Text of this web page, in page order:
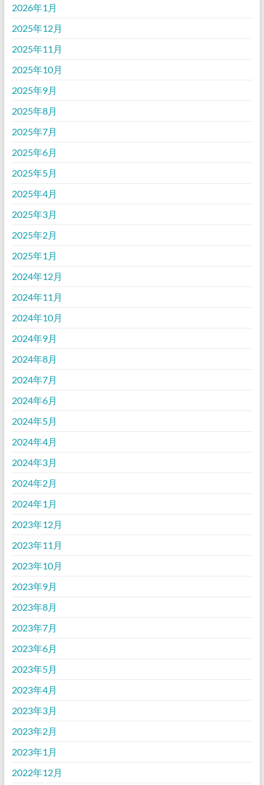
2026年1月
2025年12月
2025年11月
2025年10月
2025年9月
2025年8月
2025年7月
2025年6月
2025年5月
2025年4月
2025年3月
2025年2月
2025年1月
2024年12月
2024年11月
2024年10月
2024年9月
2024年8月
2024年7月
2024年6月
2024年5月
2024年4月
2024年3月
2024年2月
2024年1月
2023年12月
2023年11月
2023年10月
2023年9月
2023年8月
2023年7月
2023年6月
2023年5月
2023年4月
2023年3月
2023年2月
2023年1月
2022年12月